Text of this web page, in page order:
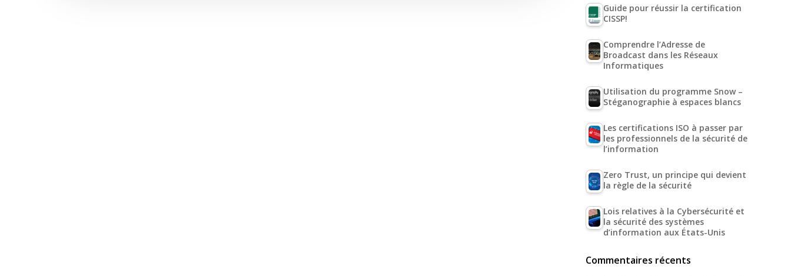
Guide pour réussir la certification
CISSP!
Comprendre l’Adresse de
Broadcast dans les Réseaux
Informatiques
Utilisation du programme Snow –
Stéganographie à espaces blancs
Les certifications ISO à passer par
les professionnels de la sécurité de
l’information
Zero Trust, un principe qui devient
la règle de la sécurité
Lois relatives à la Cybersécurité et
la sécurité des systèmes
d’information aux États-Unis
Commentaires récents